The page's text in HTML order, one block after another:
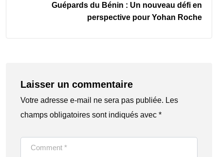
Guépards du Bénin : Un nouveau défi en
perspective pour Yohan Roche
Laisser un commentaire
Votre adresse e-mail ne sera pas publiée. Les
champs obligatoires sont indiqués avec *